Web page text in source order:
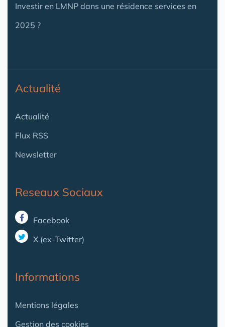
Investir en LMNP dans une résidence services en
2025 ?
Actualité
Actualité
Flux RSS
Newsletter
Reseaux Sociaux
Facebook
X (ex-Twitter)
Informations
Mentions légales
Gestion des cookies